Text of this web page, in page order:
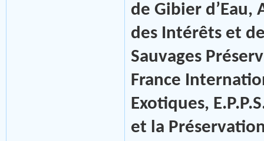
de Gibier d’Eau,
des Intérêts et
Sauvages
France
Exotiques,
et la